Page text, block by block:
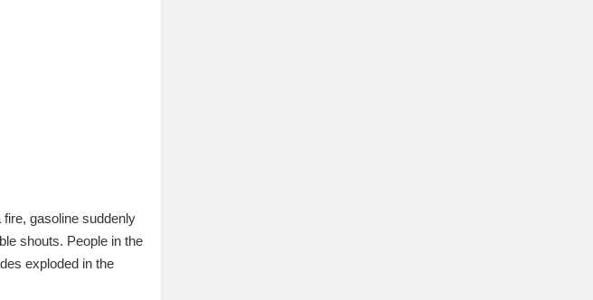
gasoline suddenly
shouts. People in the
exploded in the